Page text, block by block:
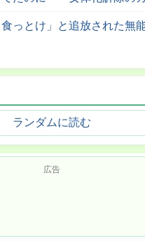
ランダムに読む
広告